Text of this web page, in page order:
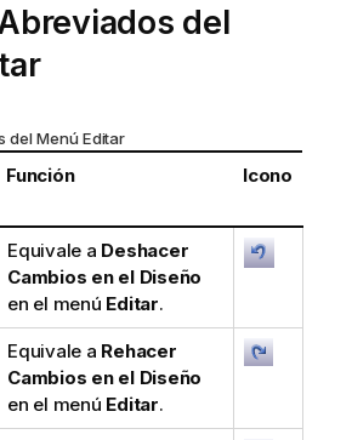
del
del Menú Editar
Función Icono
Equivale a Deshacer
Cambios en el Diseño
en el menú Editar.
Equivale a Rehacer
Cambios en el Diseño
en el menú Editar.